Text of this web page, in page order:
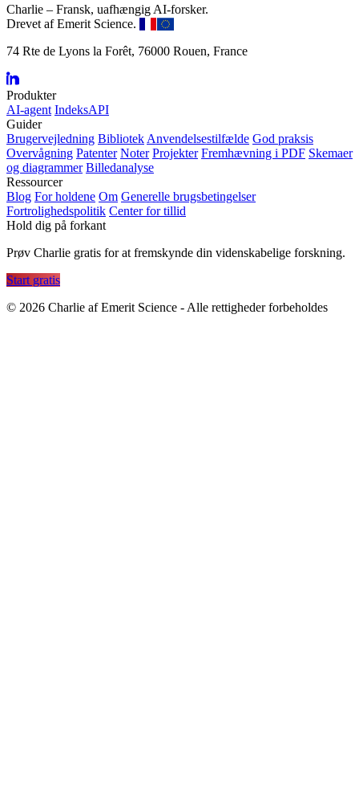
Charlie – Fransk, uafhængig AI-forsker.
Drevet af Emerit Science.
74 Rte de Lyons la Forêt, 76000 Rouen, France
Produkter
AI-agent IndeksAPI
Guider
Brugervejledning Bibliotek Anvendelsestilfælde God praksis
Overvågning Patenter Noter Projekter Fremhævning i PDF Skemaer
og diagrammer Billedanalyse
Ressourcer
Blog For holdene Om Generelle brugsbetingelser
Fortrolighedspolitik Center for tillid
Hold dig på forkant
Prøv Charlie gratis for at fremskynde din videnskabelige forskning.
Start gratis
© 2026 Charlie af Emerit Science - Alle rettigheder forbeholdes